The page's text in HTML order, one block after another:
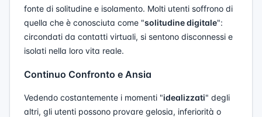
fonte di solitudine e isolamento. Molti utenti soffrono di
quella che è conosciuta come "solitudine digitale":
circondati da contatti virtuali, si sentono disconnessi e
isolati nella loro vita reale.
Continuo Confronto e Ansia
Vedendo costantemente i momenti "idealizzati" degli
altri, gli utenti possono provare gelosia, inferiorità o